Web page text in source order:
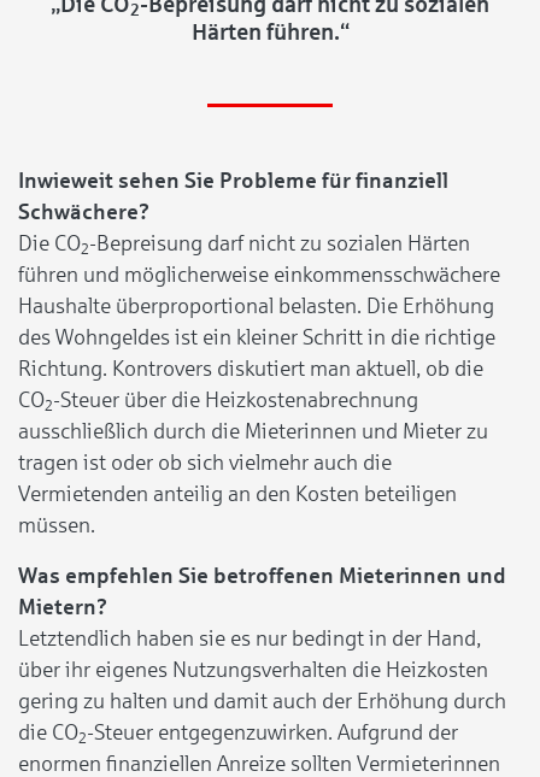
2
Härten führen.“
Inwieweit sehen Sie Probleme für finanziell
Schwächere?
Die CO2-Bepreisung darf nicht zu sozialen Härten
führen und möglicherweise einkommensschwächere
Haushalte überproportional belasten. Die Erhöhung
des Wohngeldes ist ein kleiner Schritt in die richtige
Richtung. Kontrovers diskutiert man aktuell, ob die
CO2-Steuer über die Heizkostenabrechnung
ausschließlich durch die Mieterinnen und Mieter zu
tragen ist oder ob sich vielmehr auch die
Vermietenden anteilig an den Kosten beteiligen
müssen.
Was empfehlen Sie betroffenen Mieterinnen und
Mietern?
Letztendlich haben sie es nur bedingt in der Hand,
über ihr eigenes Nutzungsverhalten die Heizkosten
gering zu halten und damit auch der Erhöhung durch
die CO2-Steuer entgegenzuwirken. Aufgrund der
enormen finanziellen Anreize sollten Vermieterinnen